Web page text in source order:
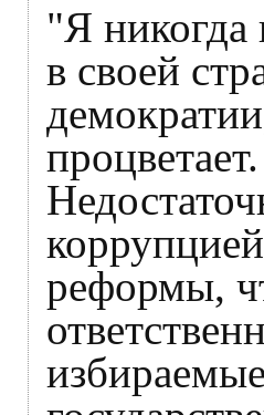
"Я никогда
в своей
реформы,